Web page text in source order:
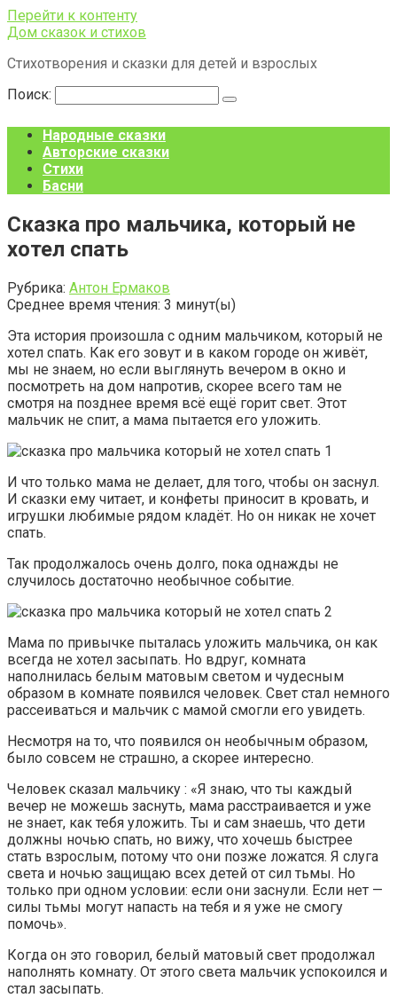
Перейти к контенту
Дом сказок и стихов
Стихотворения и сказки для детей и взрослых
Поиск:
Народные сказки
Авторские сказки
Стихи
Басни
Сказка про мальчика, который не
хотел спать
Рубрика: Антон Ермаков
Среднее время чтения: 3 минут(ы)
Эта история произошла с одним мальчиком, который не
хотел спать. Как его зовут и в каком городе он живёт,
мы не знаем, но если выглянуть вечером в окно и
посмотреть на дом напротив, скорее всего там не
смотря на позднее время всё ещё горит свет. Этот
мальчик не спит, а мама пытается его уложить.
И что только мама не делает, для того, чтобы он заснул.
И сказки ему читает, и конфеты приносит в кровать, и
игрушки любимые рядом кладёт. Но он никак не хочет
спать.
Так продолжалось очень долго, пока однажды не
случилось достаточно необычное событие.
Мама по привычке пыталась уложить мальчика, он как
всегда не хотел засыпать. Но вдруг, комната
наполнилась белым матовым светом и чудесным
образом в комнате появился человек. Свет стал немного
рассеиваться и мальчик с мамой смогли его увидеть.
Несмотря на то, что появился он необычным образом,
было совсем не страшно, а скорее интересно.
Человек сказал мальчику : «Я знаю, что ты каждый
вечер не можешь заснуть, мама расстраивается и уже
не знает, как тебя уложить. Ты и сам знаешь, что дети
должны ночью спать, но вижу, что хочешь быстрее
стать взрослым, потому что они позже ложатся. Я слуга
света и ночью защищаю всех детей от сил тьмы. Но
только при одном условии: если они заснули. Если нет —
силы тьмы могут напасть на тебя и я уже не смогу
помочь».
Когда он это говорил, белый матовый свет продолжал
наполнять комнату. От этого света мальчик успокоился и
стал засыпать.